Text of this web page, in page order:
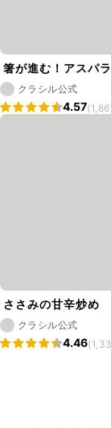
箸が進む！アスパ
クラシル公式
4.57
ささみの甘辛炒め
クラシル公式
4.46